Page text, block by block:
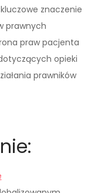
znaczenie
prawnych
praw pacjenta
opieki
prawników